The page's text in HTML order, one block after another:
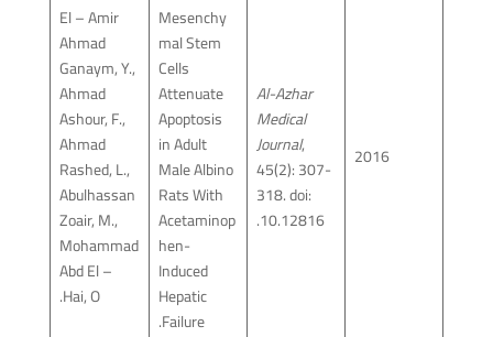
2016
Al-Azhar
Medical
Journal,
45(2): 307-
318. doi:
10.12816.
Mesenchy
mal Stem
Cells
Attenuate
Apoptosis
in Adult
Male Albino
Rats With
Acetaminop
hen-
Induced
Hepatic
Failure.
El – Amir
Ahmad
Ganaym, Y.,
Ahmad
Ashour, F.,
Ahmad
Rashed, L.,
Abulhassan
Zoair, M.,
Mohammad
Abd El –
Hai, O.